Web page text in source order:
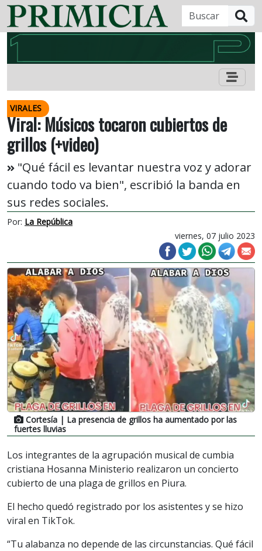
VIRALES
Viral: Músicos tocaron cubiertos de
grillos (+video)
"Qué fácil es levantar nuestra voz y adorar
cuando todo va bien", escribió la banda en
sus redes sociales.
Por: La República
viernes, 07 julio 2023
Cortesía | La presencia de grillos ha aumentado por las
fuertes lluvias
Los integrantes de la agrupación musical de cumbia
cristiana Hosanna Ministerio realizaron un concierto
cubierto de una plaga de grillos en Piura.
El hecho quedó registrado por los asistentes y se hizo
viral en TikTok.
“Tu alabanza no depende de las circunstancias. Qué fácil